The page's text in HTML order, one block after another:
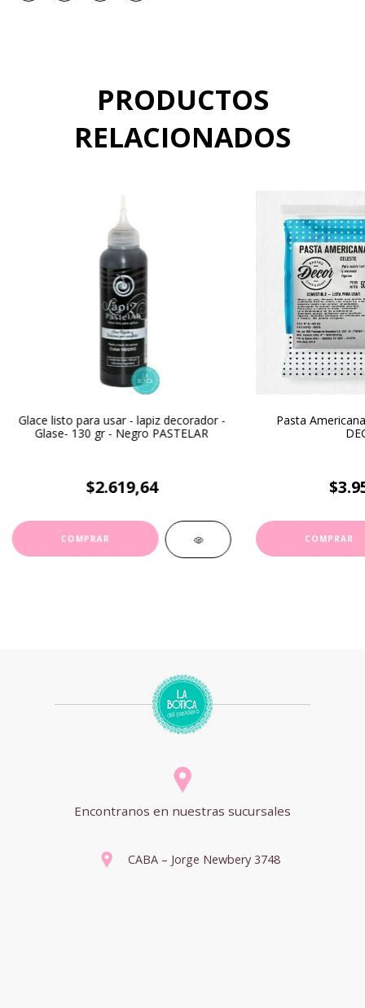
PRODUCTOS
RELACIONADOS
Glace listo para usar - lapiz decorador -
Glase- 130 gr - Negro PASTELAR
$2.619,64
Pasta
Encontranos en nuestras sucursales
CABA – Jorge Newbery 3748